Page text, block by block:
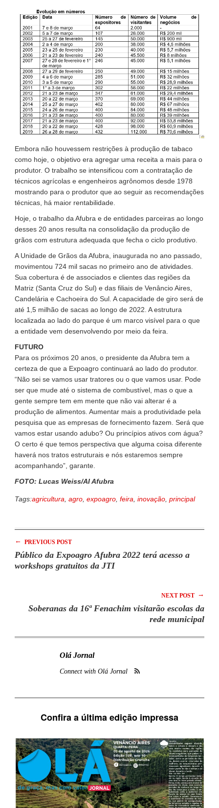
Embora não houvessem restrições à produção de tabaco
como hoje, o objetivo era agregar uma receita a mais para o
produtor. O trabalho se intensificou com a contratação de
técnicos agrícolas e engenheiros agrônomos desde 1978
mostrando para o produtor que ao seguir as recomendações
técnicas, há maior rentabilidade.
Hoje, o trabalho da Afubra e de entidades parceiras ao longo
desses 20 anos resulta na consolidação da produção de
grãos com estrutura adequada que fecha o ciclo produtivo.
A Unidade de Grãos da Afubra, inaugurada no ano passado,
movimentou 724 mil sacas no primeiro ano de atividades.
Sua cobertura é de associados e clientes das regiões da
Matriz (Santa Cruz do Sul) e das filiais de Venâncio Aires,
Candelária e Cachoeira do Sul. A capacidade de giro será de
até 1,5 milhão de sacas ao longo de 2022. A estrutura
localizada ao lado do parque é um marco visível para o que
a entidade vem desenvolvendo por meio da feira.
FUTURO
Para os próximos 20 anos, o presidente da Afubra tem a
certeza de que a Expoagro continuará ao lado do produtor.
“Não sei se vamos usar tratores ou o que vamos usar. Pode
ser que mude até o sistema de combustível, mas o que a
gente sempre tem em mente que não vai alterar é a
produção de alimentos. Aumentar mais a produtividade pela
pesquisa que as empresas de fornecimento fazem. Será que
vamos estar usando adubo? Ou princípios ativos com água?
O certo é que temos perspectiva que alguma coisa diferente
haverá nos tratos estruturais e nós estaremos sempre
acompanhando”, garante.
FOTO: Lucas Weiss/AI Afubra
Tags:agricultura agro expoagro feira inovação principal
← PREVIOUS POST
Público da Expoagro Afubra 2022 terá acesso a
workshops gratuitos da JTI
NEXT POST →
Soberanas da 16ª Fenachim visitarão escolas da
rede municipal
Olá Jornal
Connect with Olá Jornal
Confira a última edição impressa